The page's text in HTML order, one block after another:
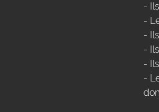
-
-
-
-
-
-